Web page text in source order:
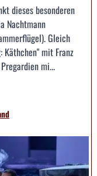
dieses besonderen
Nachtmann
Gleich
mit Franz
mi...